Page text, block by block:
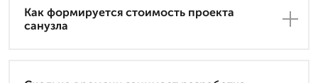
Как формируется стоимость проекта
санузла